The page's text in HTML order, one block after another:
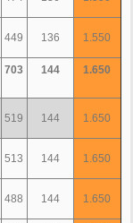
449 136 1.550
703 144 1.650
519 144 1.650
513 144 1.650
488 144 1.650